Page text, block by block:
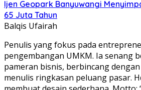
Ijen Geopark Banyuwangi
65 Juta Tahun
Balqis Ufairah
Penulis yang fokus pada
pengembangan UMKM. Ia senang
pameran bisnis, berbincang
menulis ringkasan peluang pasar.